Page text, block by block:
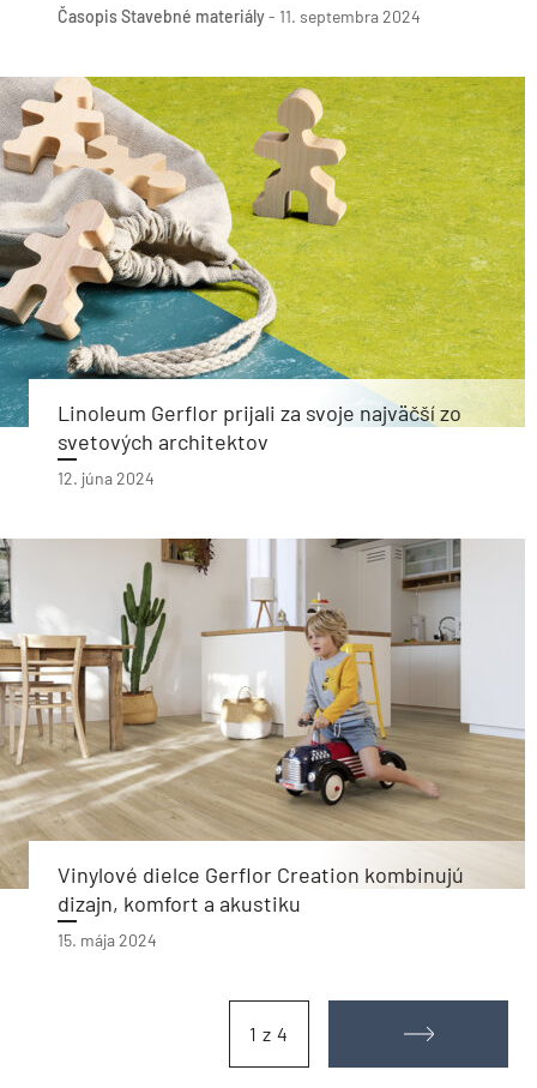
Časopis Stavebné materiály- 11. septembra 2024
Linoleum Gerflor prijali za svoje najväčší zo
svetových architektov
12. júna 2024
Vinylové dielce Gerflor Creation kombinujú
dizajn, komfort a akustiku
15. mája 2024
1 z 4